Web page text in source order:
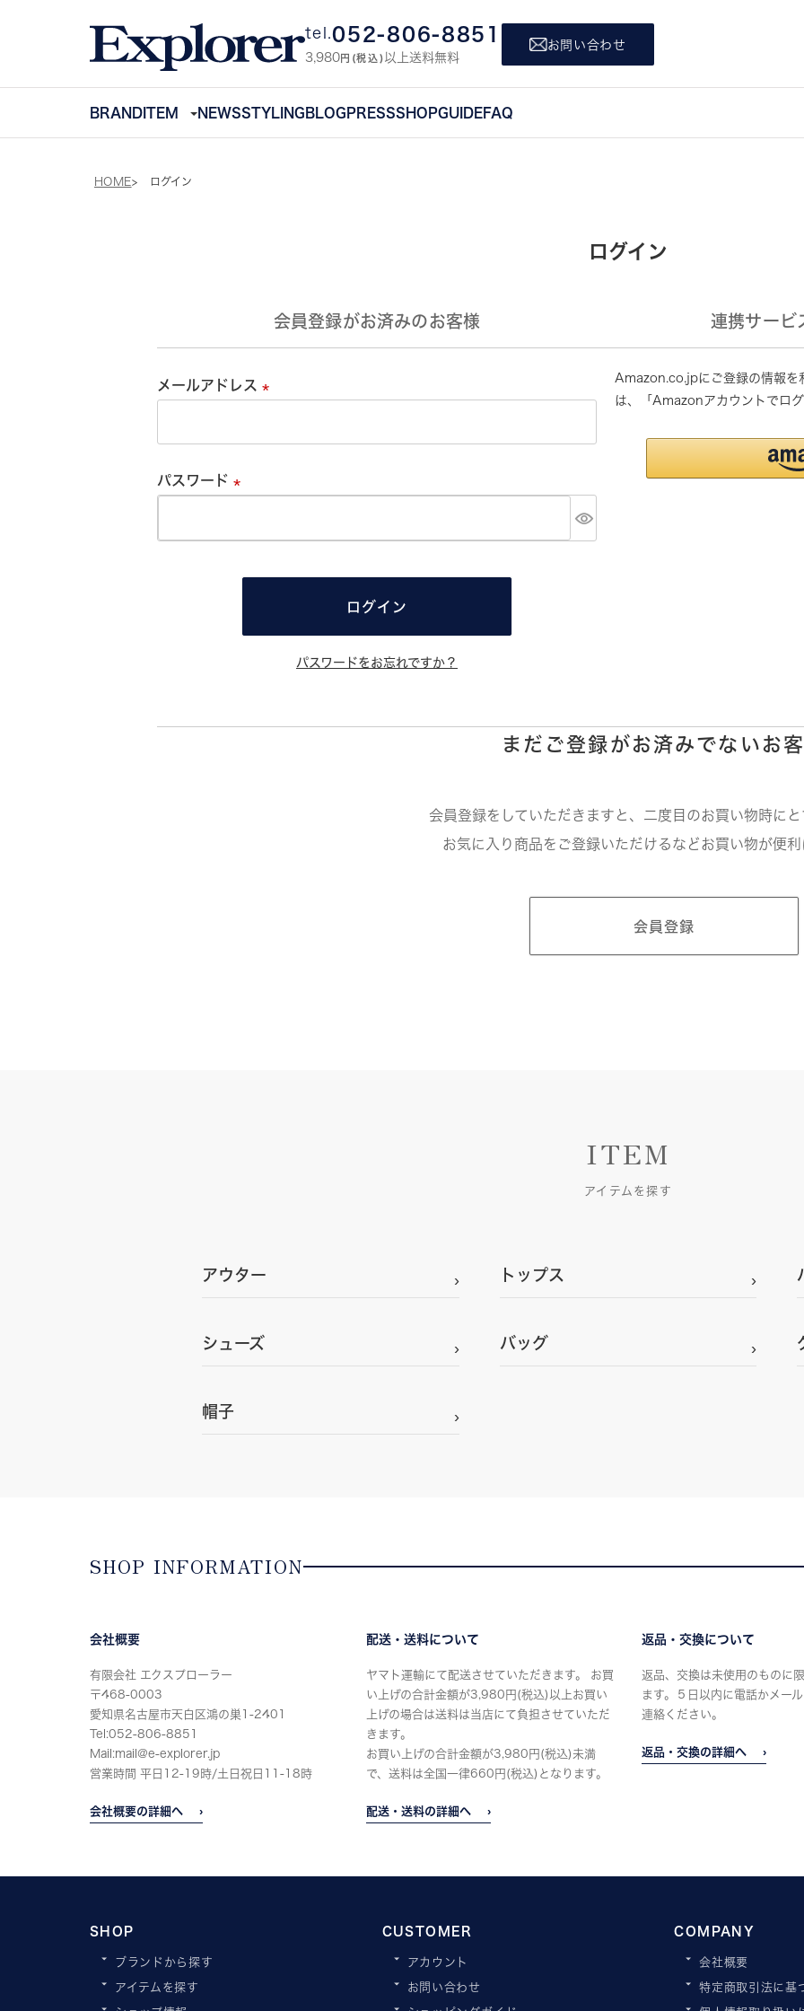
tel.052-806-8851
3,980円(税込)以上送料無料
お問い合わせ
BRANDITEM NEWSSTYLINGBLOGPRESSSHOPGUIDEFAQ
HOME ログイン
ログイン
会員登録がお済みのお客様
メールアドレス
須
パスワード
須
ログイン
パスワードをお忘れですか？
連携サービ
Amazon.co.jpにご登録の情報を
は、「Amazonアカウントでロ
まだご登録がお済みでないお
会員登録をしていただきますと、二度目のお買い物時に
お気に入り商品をご登録いただけるなどお買い物が便
会員登録
ITEM
アイテムを探す
アウター トップス
シューズ バッグ
帽子
SHOP INFORMATION
会社概要
有限会社 エクスプローラー
〒468-0003
愛知県名古屋市天白区鴻の巣1-2401
Tel:052-806-8851
Mail:mail@e-explorer.jp
営業時間 平日12-19時/土日祝日11-18時
会社概要の詳細へ
配送・送料について
ヤマト運輸にて配送させていただきます。 お買
い上げの合計金額が3,980円(税込)以上お買い
上げの場合は送料は当店にて負担させていただ
きます。
お買い上げの合計金額が3,980円(税込)未満
で、送料は全国一律660円(税込)となります。
配送・送料の詳細へ
返品・交換について
返品、交換は未使用のものに
ます。５日以内に電話かメー
連絡ください。
返品・交換の詳細へ
SHOP
ブランドから探す
アイテムを探す
CUSTOMER
アカウント
お問い合わせ
COMPANY
会社概要
特定商取引法に基